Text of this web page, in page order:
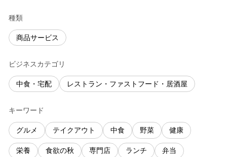
種類
商品サービス
ビジネスカテゴリ
中食・宅配 レストラン・ファストフード・居酒屋
キーワード
グルメ テイクアウト 中食 野菜 健康
栄養 食欲の秋 専門店 ランチ 弁当